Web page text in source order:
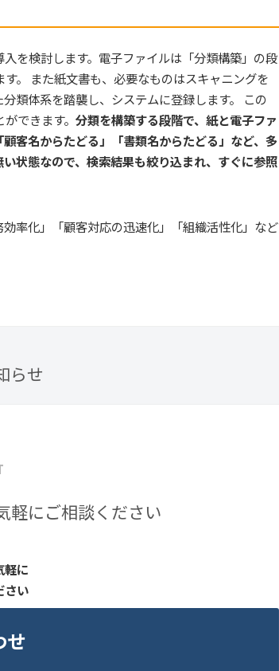
を検討します。電子ファイルは「分類構築」の段
。 また紙文書も、必要なものはスキャニングを
類体系を踏襲し、システムに登録します。 この
できます。 分類を構築する段階で、紙と電子ファ
客名からたどる」「書類名からたどる」など、多
状態なので、検索結果も絞り込まれ、すぐに参照
率化」「顧客対応の迅速化」「組織活性化」など
らせ
軽にご相談ください
軽に
さい
せ